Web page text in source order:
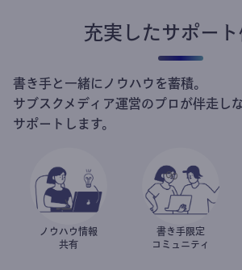
充実したサポート
書き手と一緒にノウハウを蓄積。
サブスクメディア運営のプロが伴走し
サポートします。
ノウハウ情報
共有
書き手限定
コミュニティ